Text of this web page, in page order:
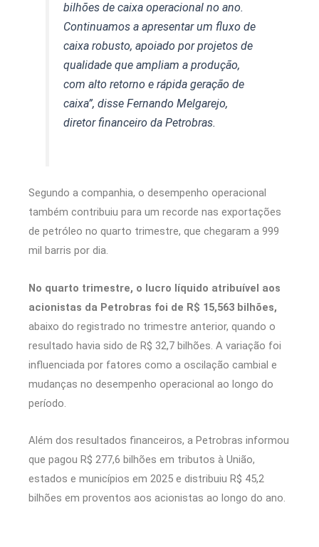
bilhões de caixa operacional no ano.
Continuamos a apresentar um fluxo de
caixa robusto, apoiado por projetos de
qualidade que ampliam a produção,
com alto retorno e rápida geração de
caixa”, disse Fernando Melgarejo,
diretor financeiro da Petrobras.
Segundo a companhia, o desempenho operacional
também contribuiu para um recorde nas exportações
de petróleo no quarto trimestre, que chegaram a 999
mil barris por dia.
No quarto trimestre, o lucro líquido atribuível aos
acionistas da Petrobras foi de R$ 15,563 bilhões,
abaixo do registrado no trimestre anterior, quando o
resultado havia sido de R$ 32,7 bilhões. A variação foi
influenciada por fatores como a oscilação cambial e
mudanças no desempenho operacional ao longo do
período.
Além dos resultados financeiros, a Petrobras informou
que pagou R$ 277,6 bilhões em tributos à União,
estados e municípios em 2025 e distribuiu R$ 45,2
bilhões em proventos aos acionistas ao longo do ano.